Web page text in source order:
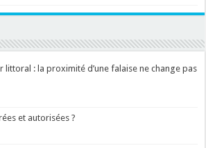
littoral : la proximité d’une falaise ne change pas
et autorisées ?